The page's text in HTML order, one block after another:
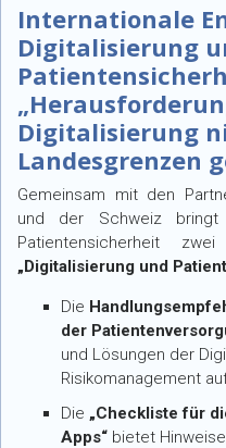
Internationale
Digitalisierung
Digitalisierung
Landesgrenzen
Gemeinsam mit den
und der Schweiz bringt
Patientensicherheit
„Digitalisierung und
Die
der
und Lösungen der
Risikomanagement
Die „Checkliste für
Apps“ bietet